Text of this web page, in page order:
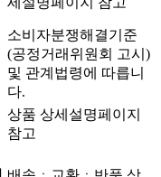
소비자분쟁해결기준
(공정거래위원회 고시)
및 관계법령에 따릅니
다.
상품 상세설명페이지
참고